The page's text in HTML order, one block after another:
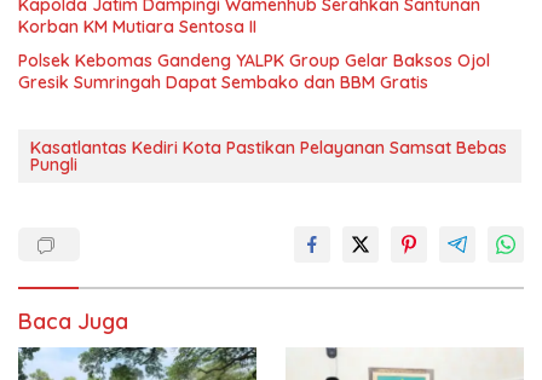
Kapolda Jatim Dampingi Wamenhub Serahkan Santunan
Korban KM Mutiara Sentosa II
Polsek Kebomas Gandeng YALPK Group Gelar Baksos Ojol
Gresik Sumringah Dapat Sembako dan BBM Gratis
Kasatlantas Kediri Kota Pastikan Pelayanan Samsat Bebas
Pungli
Baca Juga